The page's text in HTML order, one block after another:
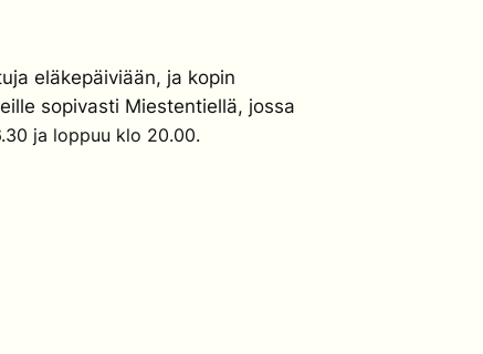
eläkepäiviään, ja kopin
sopivasti Miestentiellä, jossa
ja loppuu klo 20.00.